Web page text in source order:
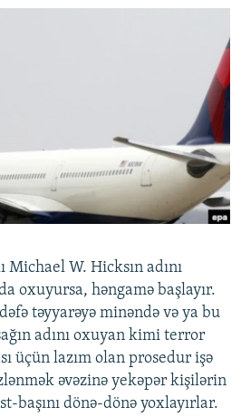
STANDARTLARIMIZ
Michael W. Hicksın adını
oxuyursa, həngamə başlayır.
təyyarəyə minəndə və ya bu
adını oxuyan kimi terror
üçün lazım olan prosedur işə
əvəzinə yekəpər kişilərin
başını dönə-dönə yoxlayırlar.